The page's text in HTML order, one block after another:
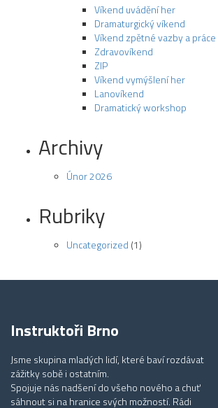
Víkend uvádění her
Dramaturgický víkend
Víkend zpětné vazby a
Zdravovíkend
ZIP
Víkend vymýšlení her
Lanovíkend
Dramatický workshop
Archivy
Únor 2026
Rubriky
Uncategorized (1)
Instruktoři Brno
Jsme skupina mladých lidí, které baví rozdávat
zážitky sobě i ostatním.
Spojuje nás nadšení do všeho nového a chuť
sáhnout si na hranice svých možností. Rádi